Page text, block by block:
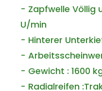
- Zapfwelle Völlig
U/min
- Hinterer
-
- Gewicht : 1600
- Radialreifen